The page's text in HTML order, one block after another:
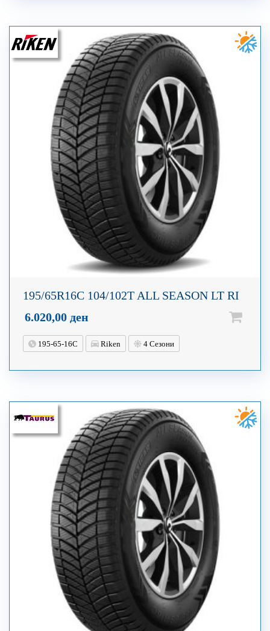
195/65R16C 104/102T ALL SEASON LT RI
6.020,00 ден
195-65-16C Riken 4 Сезони